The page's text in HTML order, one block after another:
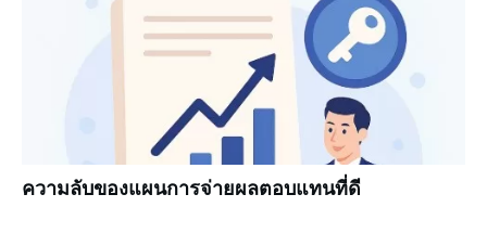
ความลับของแผนการจ่ายผลตอบแทนที่ดี